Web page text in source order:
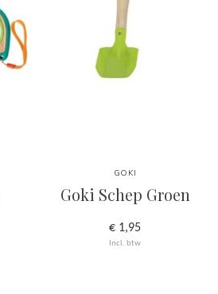
GOKI
Goki Schep Groen
€ 1,95
Incl. btw